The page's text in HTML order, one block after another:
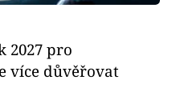
2027 pro
více důvěřovat